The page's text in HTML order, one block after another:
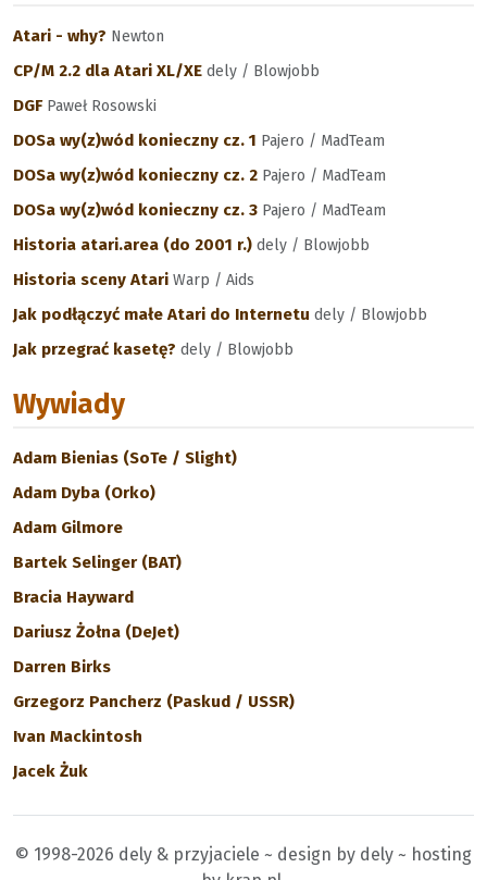
Atari - why? Newton
CP/M 2.2 dla Atari XL/XE dely / Blowjobb
DGF Paweł Rosowski
DOSa wy(z)wód konieczny cz. 1 Pajero / MadTeam
DOSa wy(z)wód konieczny cz. 2 Pajero / MadTeam
DOSa wy(z)wód konieczny cz. 3 Pajero / MadTeam
Historia atari.area (do 2001 r.) dely / Blowjobb
Historia sceny Atari Warp / Aids
Jak podłączyć małe Atari do Internetu dely / Blowjobb
Jak przegrać kasetę? dely / Blowjobb
Wywiady
Adam Bienias (SoTe / Slight)
Adam Dyba (Orko)
Adam Gilmore
Bartek Selinger (BAT)
Bracia Hayward
Dariusz Żołna (DeJet)
Darren Birks
Grzegorz Pancherz (Paskud / USSR)
Ivan Mackintosh
Jacek Żuk
© 1998-2026 dely & przyjaciele ~ design by dely ~ hosting